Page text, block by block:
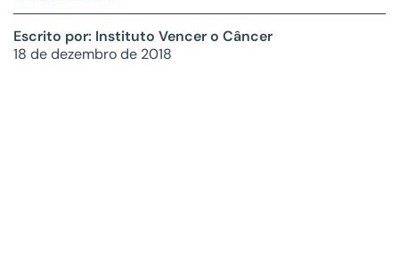
Escrito por: Instituto Vencer o Câncer
18 de dezembro de 2018